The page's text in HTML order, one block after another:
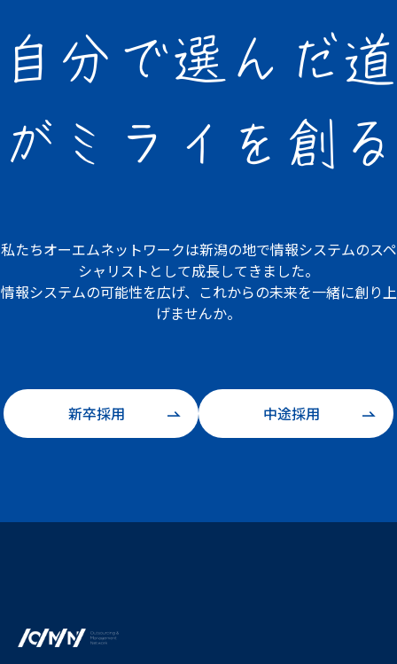
自分で選んだ道
が ミライを創る
私たちオーエムネットワークは新潟の地で情報システムのスペ
シャリストとして成長してきました。
情報システムの可能性を広げ、 これからの未来を一緒に創り上
げませんか。
新卒採用 中途採用